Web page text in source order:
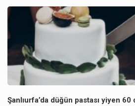
Şanlıurfa’da düğün pastası yiyen